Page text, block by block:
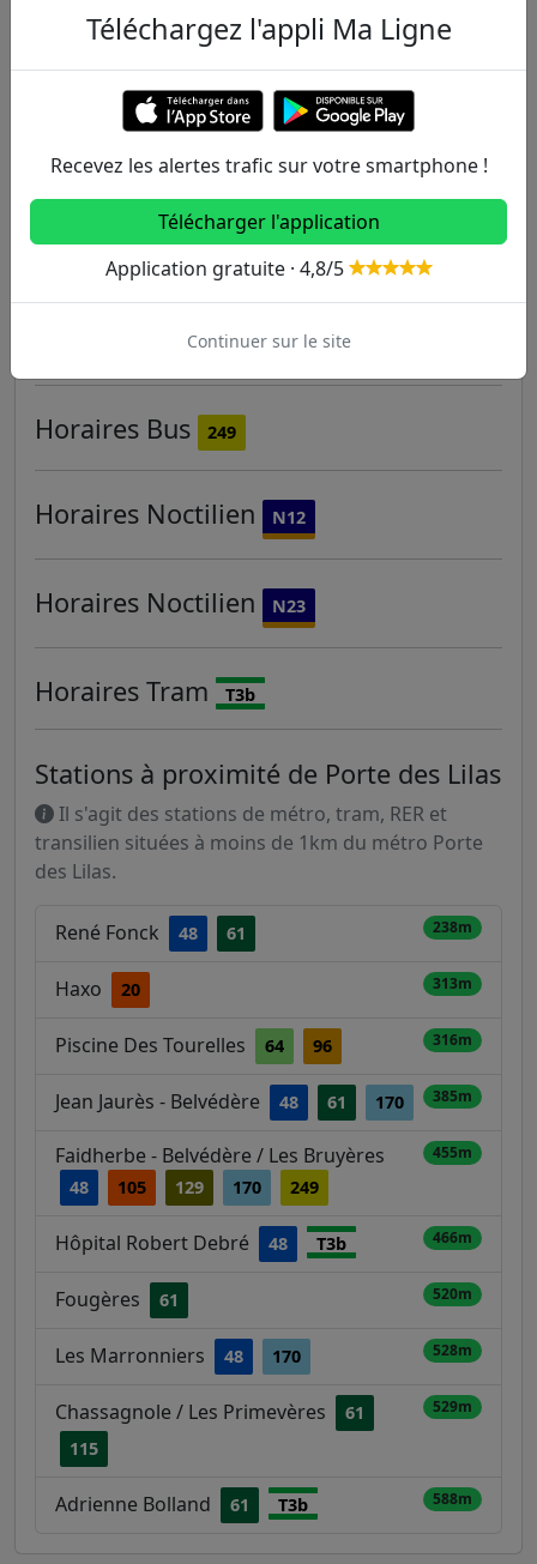
HorairesBus 115
Destination Château de Vincennes
Prochains passages dans :
0 mn 19 mn
HorairesBus 129
Bus 170
Horaires Bus 249
Horaires Noctilien N12
Horaires Noctilien N23
Horaires Tram T3b
Stations à proximité de Porte des Lilas
Il s'agit des stations de métro, tram, RER et
transilien situées à moins de 1km du métro Porte
des Lilas.
René Fonck 48 61 238m
Haxo 20 313m
Piscine Des Tourelles 64 96 316m
Jean Jaurès - Belvédère 48 61 170 385m
Faidherbe - Belvédère / Les Bruyères
48 105 129 170 249
455m
Hôpital Robert Debré 48 T3b 466m
Fougères 61 520m
Les Marronniers 48 170 528m
Chassagnole / Les Primevères
61
115
529m
Adrienne Bolland 61 T3b 588m
Téléchargez l'appli Ma Ligne
Recevez les alertes trafic sur votre smartphone !
Télécharger l'application
Application gratuite · 4,8/5
Continuer sur le site